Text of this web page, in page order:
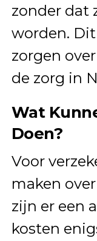
zonder dat
worden.
zorgen
de zorg in
Wat
Doen?
Voor
maken
zijn er een
kosten